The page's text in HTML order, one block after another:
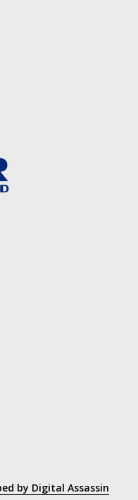
by Digital Assassin